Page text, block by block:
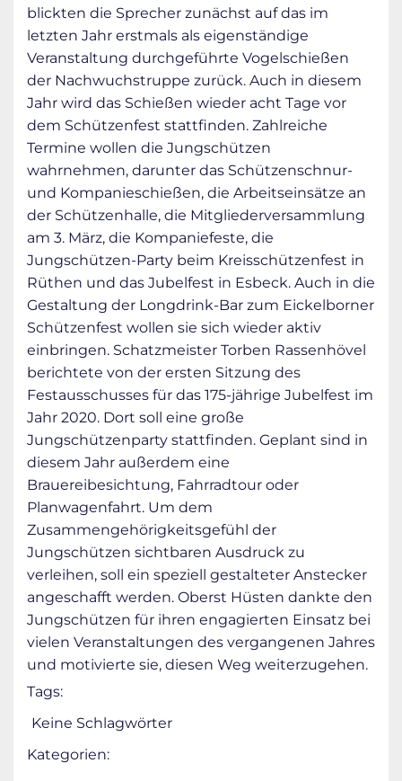
blickten die Sprecher zunächst auf das im
letzten Jahr erstmals als eigenständige
Veranstaltung durchgeführte Vogelschießen
der Nachwuchstruppe zurück. Auch in diesem
Jahr wird das Schießen wieder acht Tage vor
dem Schützenfest stattfinden. Zahlreiche
Termine wollen die Jungschützen
wahrnehmen, darunter das Schützenschnur-
und Kompanieschießen, die Arbeitseinsätze an
der Schützenhalle, die Mitgliederversammlung
am 3. März, die Kompaniefeste, die
Jungschützen-Party beim Kreisschützenfest in
Rüthen und das Jubelfest in Esbeck. Auch in die
Gestaltung der Longdrink-Bar zum Eickelborner
Schützenfest wollen sie sich wieder aktiv
einbringen. Schatzmeister Torben Rassenhövel
berichtete von der ersten Sitzung des
Festausschusses für das 175-jährige Jubelfest im
Jahr 2020. Dort soll eine große
Jungschützenparty stattfinden. Geplant sind in
diesem Jahr außerdem eine
Brauereibesichtung, Fahrradtour oder
Planwagenfahrt. Um dem
Zusammengehörigkeitsgefühl der
Jungschützen sichtbaren Ausdruck zu
verleihen, soll ein speziell gestalteter Anstecker
angeschafft werden. Oberst Hüsten dankte den
Jungschützen für ihren engagierten Einsatz bei
vielen Veranstaltungen des vergangenen Jahres
und motivierte sie, diesen Weg weiterzugehen.
Tags:
Keine Schlagwörter
Kategorien: